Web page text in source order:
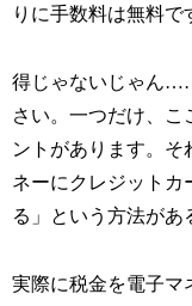
りに手数料は無料で
得じゃないじゃん
さい。一つだけ、こ
ントがあります。そ
ネーにクレジットカ
る」という方法があ
実際に税金を電子マ